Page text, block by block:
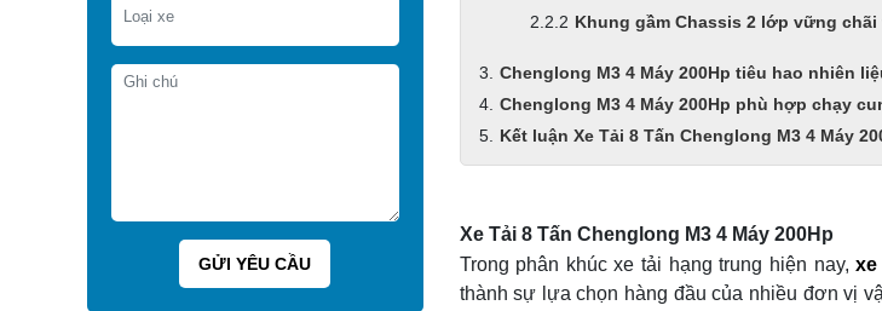
Khung gầm Chassis 2 lớp vững chãi
Chenglong M3 4 Máy 200Hp tiêu hao nhiên
Chenglong M3 4 Máy 200Hp phù hợp chạy
Kết luận Xe Tải 8 Tấn Chenglong M3 4 Máy
Xe Tải 8 Tấn Chenglong M3 4 Máy 200Hp
Trong phân khúc xe tải hạng trung hiện nay,xe
thành sự lựa chọn hàng đầu của nhiều đơn vị